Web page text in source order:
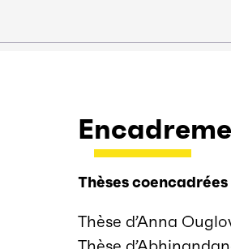
Thèses coencadrées
Thèse d’Anna